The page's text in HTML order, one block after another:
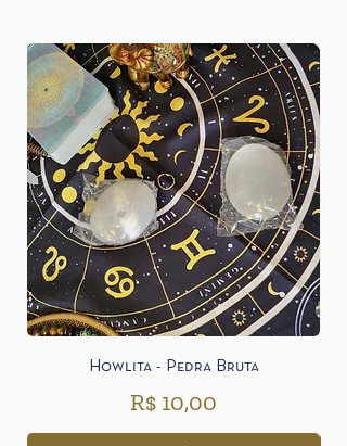
Howlita - Pedra Bruta
Preço
R$ 10,00